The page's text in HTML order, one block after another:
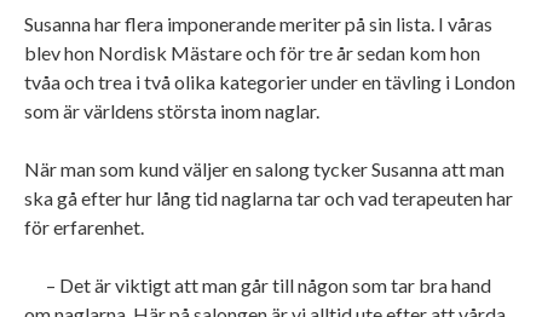
Susanna har flera imponerande meriter på sin lista. I våras
blev hon Nordisk Mästare och för tre år sedan kom hon
tvåa och trea i två olika kategorier under en tävling i London
som är världens största inom naglar.
När man som kund väljer en salong tycker Susanna att man
ska gå efter hur lång tid naglarna tar och vad terapeuten har
för erfarenhet.
– Det är viktigt att man går till någon som tar bra hand